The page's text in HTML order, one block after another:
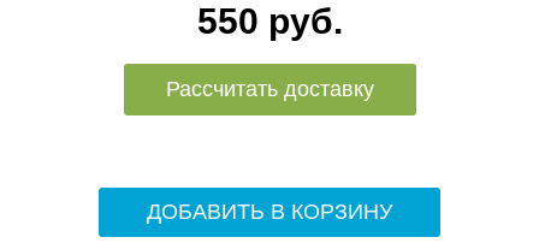
550 руб.
Рассчитать доставку
ДОБАВИТЬ В КОРЗИНУ